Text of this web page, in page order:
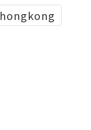
hongkong